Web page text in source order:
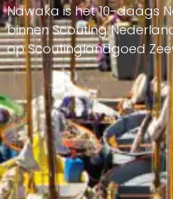
Nawaka is het 10-daags
binnen Scouting
op Scoutinglandgoed